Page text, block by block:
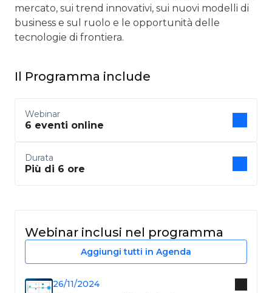
mercato, sui trend innovativi, sui nuovi modelli di
business e sul ruolo e le opportunità delle
tecnologie di frontiera.
Il Programma include
Webinar
6 eventi online
Durata
Più di 6 ore
Webinar inclusi nel programma
Aggiungi tutti in Agenda
26/11/2024